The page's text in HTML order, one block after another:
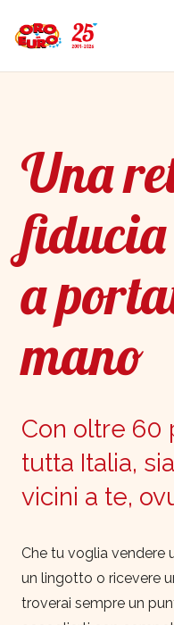
Una
fiducia
a
mano
Con oltre 60
tutta Italia,
vicini a te,
Che tu voglia vendere
un lingotto o ricevere
troverai sempre un